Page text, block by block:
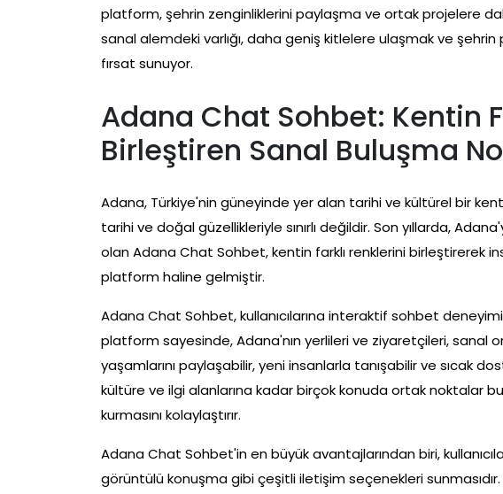
platform, şehrin zenginliklerini paylaşma ve ortak projelere
sanal alemdeki varlığı, daha geniş kitlelere ulaşmak ve
fırsat sunuyor.
Adana Chat Sohbet: Kentin
Birleştiren Sanal Buluşma
Adana, Türkiye'nin güneyinde yer alan tarihi ve kültürel bir
tarihi ve doğal güzellikleriyle sınırlı değildir. Son yıllarda,
olan Adana Chat Sohbet, kentin farklı renklerini birleştirerek
platform haline gelmiştir.
Adana Chat Sohbet, kullanıcılarına interaktif sohbet
platform sayesinde, Adana'nın yerlileri ve ziyaretçileri, sanal
yaşamlarını paylaşabilir, yeni insanlarla tanışabilir ve sıcak
kültüre ve ilgi alanlarına kadar birçok konuda ortak noktalar
kurmasını kolaylaştırır.
Adana Chat Sohbet'in en büyük avantajlarından biri,
görüntülü konuşma gibi çeşitli iletişim seçenekleri